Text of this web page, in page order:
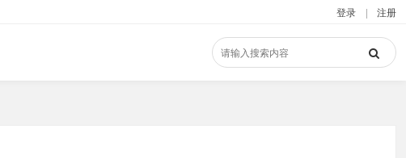
登录 | 注册